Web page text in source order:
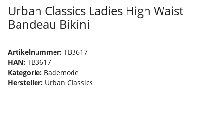
Urban Classics Ladies High Waist
Bandeau Bikini
Artikelnummer: TB3617
HAN: TB3617
Kategorie: Bademode
Hersteller: Urban Classics